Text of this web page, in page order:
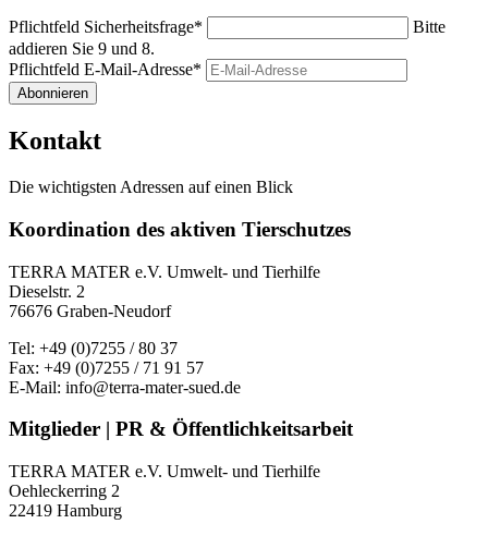
Pflichtfeld Sicherheitsfrage*
Bitte
addieren Sie 9 und 8.
Pflichtfeld E-Mail-Adresse*
Abonnieren
Kontakt
Die wichtigsten Adressen auf einen Blick
Koordination des aktiven Tierschutzes
TERRA MATER e.V. Umwelt- und Tierhilfe
Dieselstr. 2
76676 Graben-Neudorf
Tel: +49 (0)7255 / 80 37
Fax: +49 (0)7255 / 71 91 57
E-Mail: info@terra-mater-sued.de
Mitglieder | PR & Öffentlichkeitsarbeit
TERRA MATER e.V. Umwelt- und Tierhilfe
Oehleckerring 2
22419 Hamburg